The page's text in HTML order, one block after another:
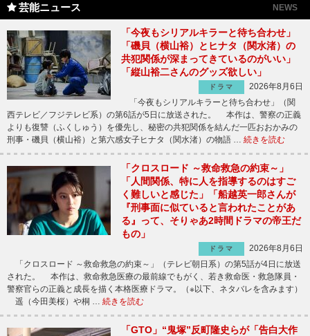
芸能ニュース NEWS
「今夜もシリアルキラーと待ち合わせ」
「磯貝（横山裕）とヒナタ（関水渚）の
共犯関係が深まってきているのがいい」
「縦山裕二さんのグッズ欲しい」
ドラマ
2026年8月6日
「今夜もシリアルキラーと待ち合わせ」（関
西テレビ／フジテレビ系）の第6話が5日に放送された。 本作は、警察の正義
よりも復讐（ふくしゅう）を優先し、秘密の共犯関係を結んだ一匹おおかみの
刑事・磯貝（横山裕）と第六感女子ヒナタ（関水渚）の物語 … 続きを読む
「クロスロード ～救命救急の約束～」
「人間関係、特に人を指導するのはすご
く難しいと感じた」「船越英一郎さんが
『刑事面に似ていると言われたことがあ
る』って、そりゃあ2時間ドラマの帝王だ
もの」
ドラマ
2026年8月6日
「クロスロード ～救命救急の約束～」（テレビ朝日系）の第5話が4日に放送
された。 本作は、救命救急医療の最前線でもがく、若き救命医・救急隊員・
警察官らの正義と成長を描く本格医療ドラマ。（※以下、ネタバレを含みます）
遥（今田美桜）や桐 … 続きを読む
「GTO」“鬼塚”反町隆史らが「告白大作